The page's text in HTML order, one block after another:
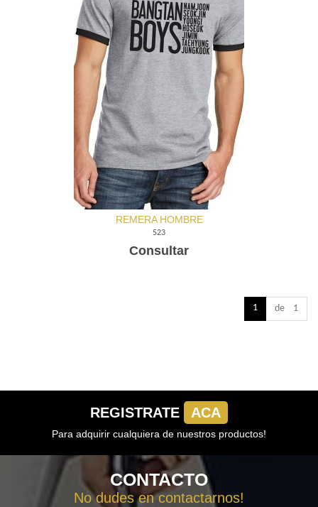
REMERA HOMBRE
523
Consultar
1 de 1
REGISTRATE ACA
Para adquirir cualquiera de nuestros productos!
CONTACTO
No dudes en contactarnos!